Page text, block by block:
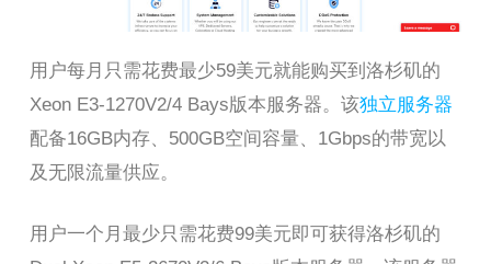
用户每月只需花费最少59美元就能购买到洛杉矶的
Xeon E3-1270V2/4 Bays版本服务器。该独立服务器
配备16GB内存、500GB空间容量、1Gbps的带宽以
及无限流量供应。
用户一个月最少只需花费99美元即可获得洛杉矶的